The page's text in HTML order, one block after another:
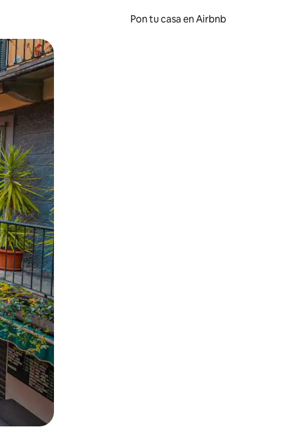
Pon tu casa en Airbnb
o desliza el dedo.